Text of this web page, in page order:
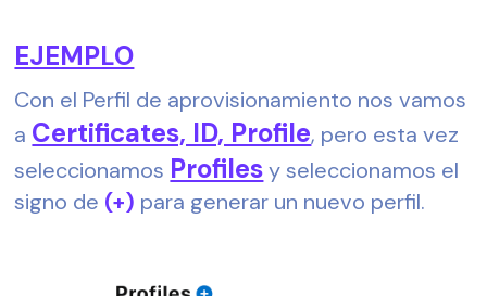
EJEMPLO
Con el Perfil de aprovisionamiento nos vamos
a Certificates, ID, Profile, pero esta vez
seleccionamos Profiles y seleccionamos el
signo de (+) para generar un nuevo perfil.